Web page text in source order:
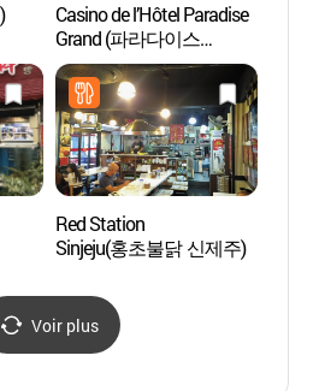
Casino de l’Hôtel Paradise
Grand (파라다이스
카지노 제주 그랜드)
Red Station
Sinjeju(홍초불닭 신제주)
Voir plus